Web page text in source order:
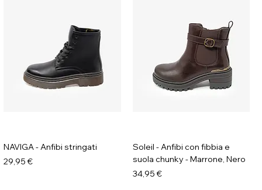
NAVIGA - Anfibi stringati
Prezzo
29,95 €
Soleil - Anfibi con fibbia e
suola chunky - Marrone, Nero
Prezzo
34,95 €